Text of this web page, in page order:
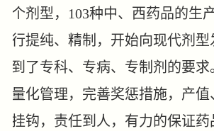
个剂型，103种中、西药品的生
行提纯、精制，开始向现代剂
到了专科、专病、专制剂的要
量化管理，完善奖惩措施，产
挂钩，责任到人，有力的保证